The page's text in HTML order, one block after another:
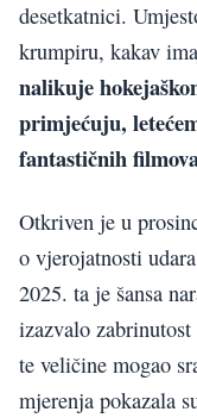
desetkatnici.
krumpiru, kakav
nalikuje
primjećuju,
fantastičnih
Otkriven je u
o vjerojatnosti
2025. ta je šansa
izazvalo
te veličine mogao
mjerenja pokazala